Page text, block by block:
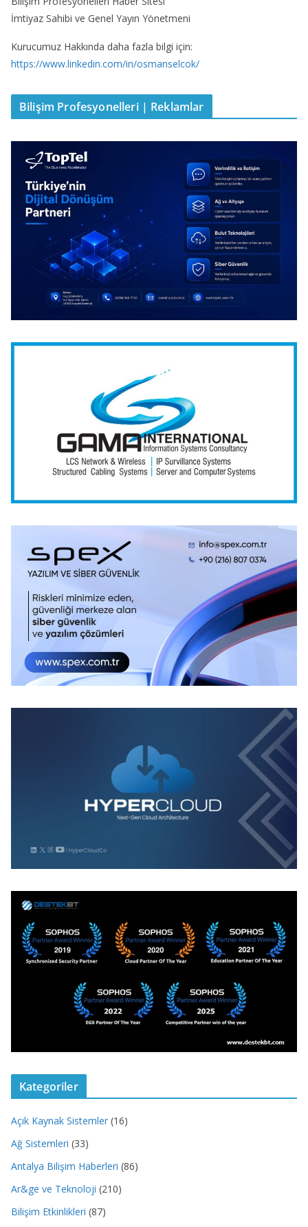
İmtiyaz Sahibi ve Genel Yayın Yönetmeni
Kurucumuz Hakkında daha fazla bilgi için:
https://www.linkedin.com/in/osmanselcok/
Bilişim Profesyonelleri | Reklamlar
Kategoriler
Açık Kaynak Sistemler (16)
Ağ Sistemleri (33)
Antalya Bilişim Haberleri (86)
Ar&ge ve Teknoloji (210)
Bilişim Etkinlikleri (87)